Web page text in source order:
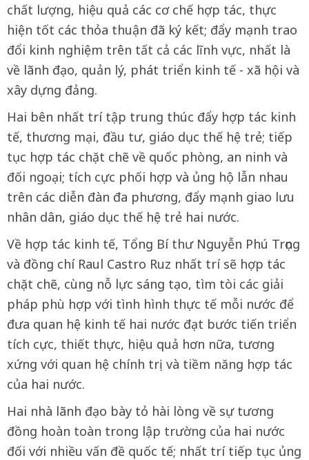
chất lượng, hiệu quả các cơ chế hợp tác, thực
hiện tốt các thỏa thuận đã ký kết; đẩy mạnh trao
đổi kinh nghiệm trên tất cả các lĩnh vực, nhất là
về lãnh đạo, quản lý, phát triển kinh tế - xã hội và
xây dựng đảng.
Hai bên nhất trí tập trung thúc đẩy hợp tác kinh
tế, thương mại, đầu tư, giáo dục thế hệ trẻ; tiếp
tục hợp tác chặt chẽ về quốc phòng, an ninh và
đối ngoại; tích cực phối hợp và ủng hộ lẫn nhau
trên các diễn đàn đa phương, đẩy mạnh giao lưu
nhân dân, giáo dục thế hệ trẻ hai nước.
Về hợp tác kinh tế, Tổng Bí thư Nguyễn Phú Trọng
và đồng chí Raul Castro Ruz nhất trí sẽ hợp tác
chặt chẽ, cùng nỗ lực sáng tạo, tìm tòi các giải
pháp phù hợp với tình hình thực tế mỗi nước để
đưa quan hệ kinh tế hai nước đạt bước tiến triển
tích cực, thiết thực, hiệu quả hơn nữa, tương
xứng với quan hệ chính trị và tiềm năng hợp tác
của hai nước.
Hai nhà lãnh đạo bày tỏ hài lòng về sự tương
đồng hoàn toàn trong lập trường của hai nước
đối với nhiều vấn đề quốc tế; nhất trí tiếp tục ủng